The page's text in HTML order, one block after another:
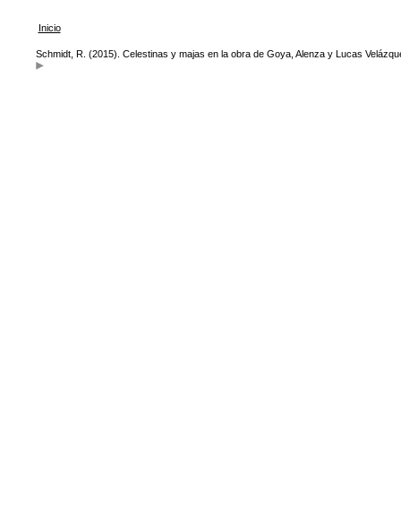
Inicio
Schmidt, R. (2015). Celestinas y majas en la obra de Goya, Alenza y Lucas